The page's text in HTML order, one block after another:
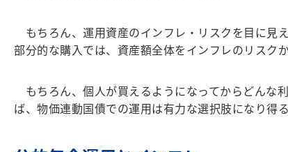
もちろん、運用資産のインフレ・リスクを目に見
部分的な購入では、資産額全体をインフレのリスク
もちろん、個人が買えるようになってからどんな
ば、物価連動国債での運用は有力な選択肢になり得る